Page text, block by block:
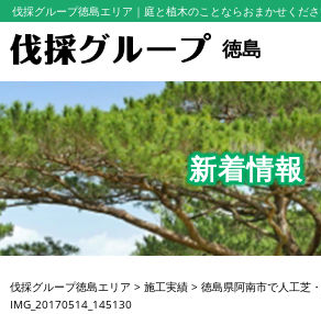
伐採グループ徳島エリア ｜庭と植木のことならおまかせくだ
徳島
新着情報
伐採グループ徳島エリア > 施工実績> 徳島県阿南市で人工芝
IMG_20170514_145130